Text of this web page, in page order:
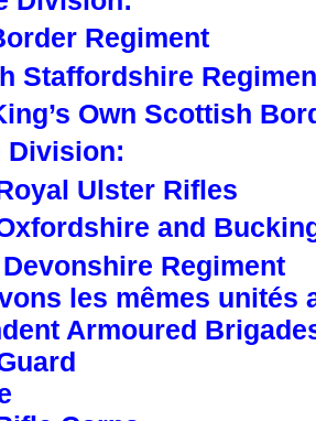
Regiment
Staffordshire
Own Scottish
Division:
Ulster Rifles
and
Regiment
les mêmes unités
Armoured